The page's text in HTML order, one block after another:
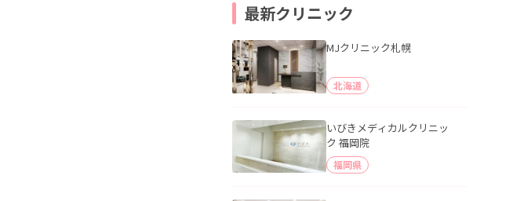
最新クリニック
MJクリニック札幌
北海道
いびきメディカルクリニッ
ク 福岡院
福岡県